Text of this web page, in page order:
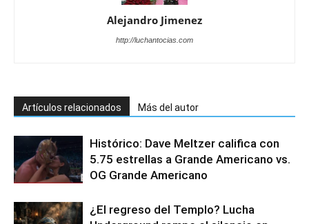
Alejandro Jimenez
http://luchantocias.com
Artículos relacionados Más del autor
Histórico: Dave Meltzer califica con
5.75 estrellas a Grande Americano vs.
OG Grande Americano
¿El regreso del Templo? Lucha